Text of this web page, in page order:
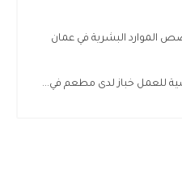
البشرية في عمان
للعمل خباز لدى مطعم في...